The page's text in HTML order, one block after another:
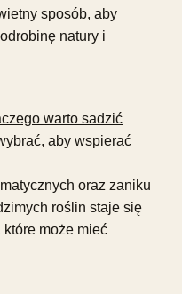
sposób, aby
natury i
warto sadzić
aby wspierać
oraz zaniku
roślin staje się
które może mieć